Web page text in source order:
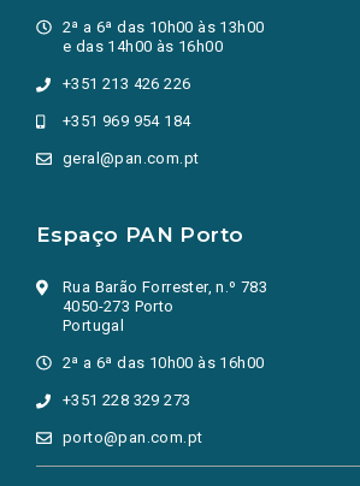
2ª a 6ª das 10h00 às 13h00
e das 14h00 às 16h00
+351 213 426 226
+351 969 954 184
geral@pan.com.pt
Espaço PAN Porto
Rua Barão Forrester, n.º 783
4050-273 Porto
Portugal
2ª a 6ª das 10h00 às 16h00
+351 228 329 273
porto@pan.com.pt